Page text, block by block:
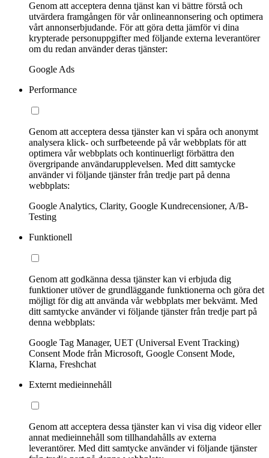
Genom att acceptera denna tjänst kan vi bättre förstå och
utvärdera framgången för vår onlineannonsering och optimera
vårt annonserbjudande. För att göra detta jämför vi dina
krypterade personuppgifter med följande externa leverantörer
om du redan använder deras tjänster:
Google Ads
Performance
Genom att acceptera dessa tjänster kan vi spåra och anonymt
analysera klick- och surfbeteende på vår webbplats för att
optimera vår webbplats och kontinuerligt förbättra den
övergripande användarupplevelsen. Med ditt samtycke
använder vi följande tjänster från tredje part på denna
webbplats:
Google Analytics, Clarity, Google Kundrecensioner, A/B-
Testing
Funktionell
Genom att godkänna dessa tjänster kan vi erbjuda dig
funktioner utöver de grundläggande funktionerna och göra det
möjligt för dig att använda vår webbplats mer bekvämt. Med
ditt samtycke använder vi följande tjänster från tredje part på
denna webbplats:
Google Tag Manager, UET (Universal Event Tracking)
Consent Mode från Microsoft, Google Consent Mode,
Klarna, Freshchat
Externt medieinnehåll
Genom att acceptera dessa tjänster kan vi visa dig videor eller
annat medieinnehåll som tillhandahålls av externa
leverantörer. Med ditt samtycke använder vi följande tjänster